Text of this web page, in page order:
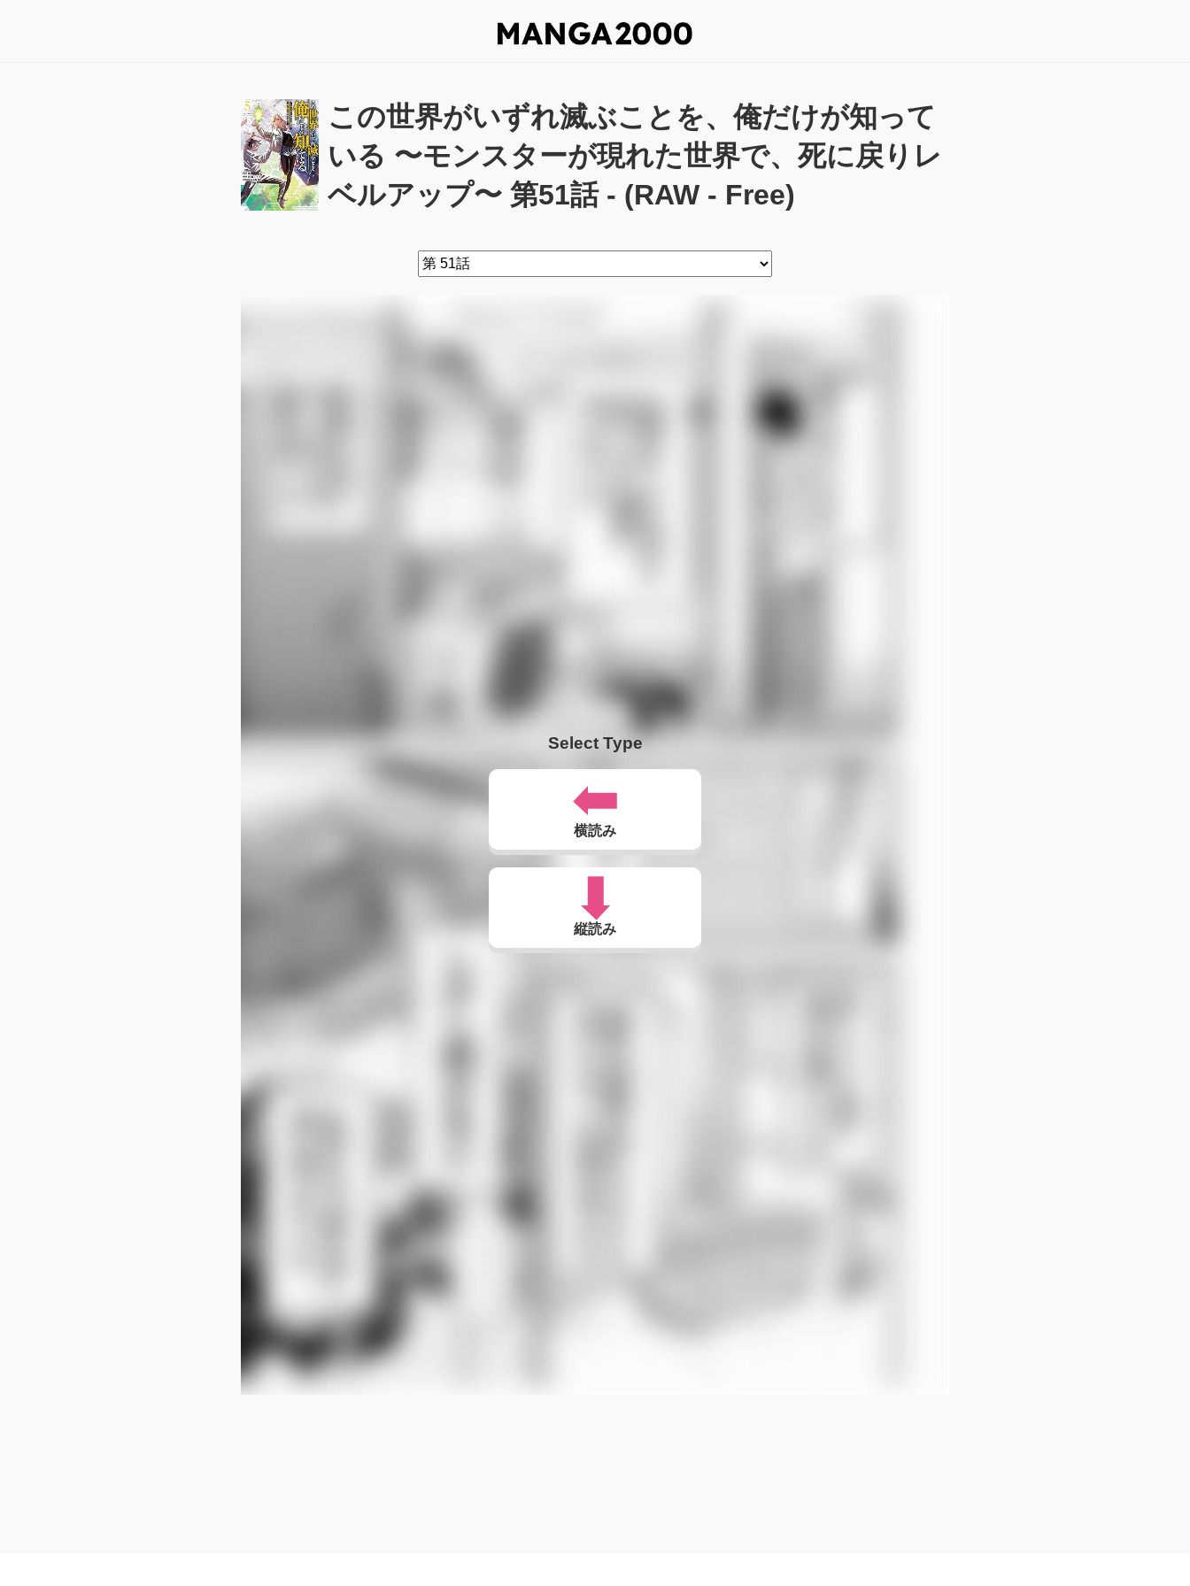
この世界がいずれ滅ぶことを、俺だけが知って
いる 〜モンスターが現れた世界で、死に戻りレ
ベルアップ〜 第51話 - (RAW - Free)
Select Type
横読み
縦読み